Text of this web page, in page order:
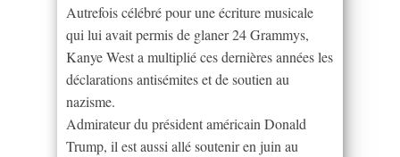
Autrefois célébré pour une écriture musicale
qui lui avait permis de glaner 24 Grammys,
Kanye West a multiplié ces dernières années les
déclarations antisémites et de soutien au
nazisme.
Admirateur du président américain Donald
Trump, il est aussi allé soutenir en juin au